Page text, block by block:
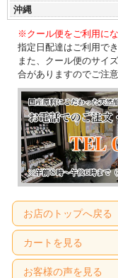
沖縄
※クール便をご利用に
指定日配達はご利用でき
また、クール便のサイ
合がありますのでご注意
お店のトップへ戻る
カートを見る
お客様の声を見る